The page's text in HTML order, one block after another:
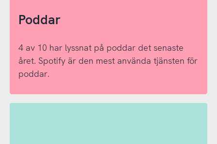
Poddar
4 av 10 har lyssnat på poddar det senaste
året. Spotify är den mest använda tjänsten för
poddar.